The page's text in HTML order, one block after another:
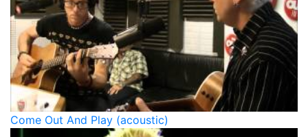
Come Out And Play (acoustic)